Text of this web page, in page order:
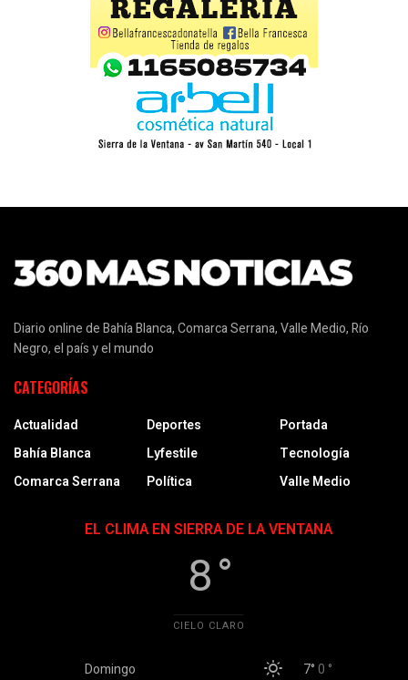
Diario online de Bahía Blanca, Comarca Serrana, Valle Medio, Río
Negro, el país y el mundo
CATEGORÍAS
Actualidad
Bahía Blanca
Comarca Serrana
Deportes
Lyfestile
Política
Portada
Tecnología
Valle Medio
EL CLIMA EN SIERRA DE LA VENTANA
8 °
CIELO CLARO
Domingo 7°0 °